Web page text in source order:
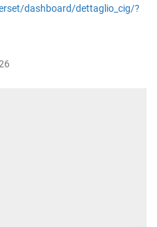
dashboard/dettaglio_cig/?